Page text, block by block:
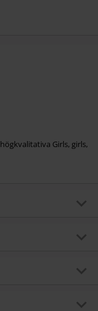
Girls, girls,